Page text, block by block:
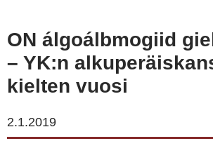
ON álgoálbmogiid
– YK:n
kielten vuosi
2.1.2019